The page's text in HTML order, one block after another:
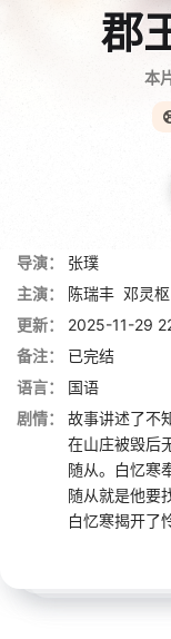
郡
本
导演：
张璞
主演：
陈瑞丰 邓灵枢
更新：
2025-11-29
备注：
已完结
语言：
国语
剧情：
故事讲述了不
在山庄被毁后
随从。白忆寒
随从就是他要
白忆寒揭开了